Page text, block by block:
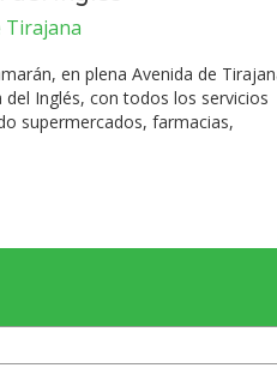
Tirajana
en plena Avenida de
Inglés, con todos los servicios
supermercados, farmacias,